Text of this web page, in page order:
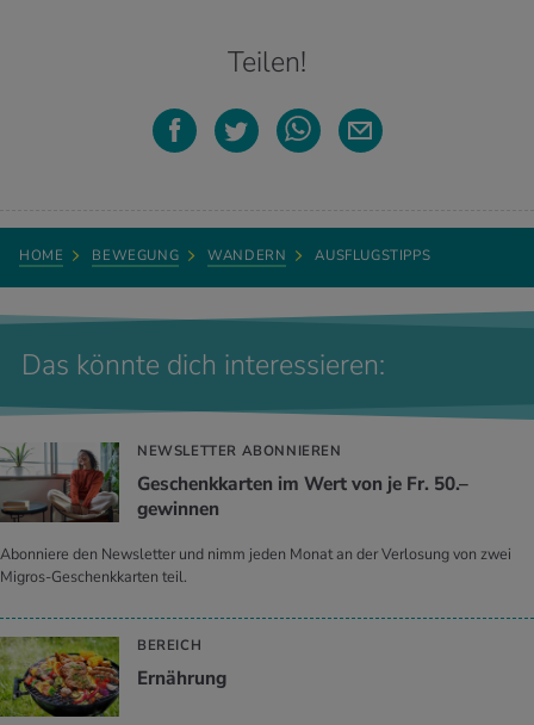
Teilen!
HOME BEWEGUNG WANDERN AUSFLUGSTIPPS
Das könnte dich interessieren:
NEWSLETTER ABONNIEREN
Geschenkkarten im Wert von je Fr. 50.–
gewinnen
Abonniere den Newsletter und nimm jeden Monat an der Verlosung von zwei
Migros-Geschenkkarten teil.
BEREICH
Ernährung